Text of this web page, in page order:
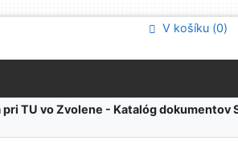
V košíku (0)
TU vo Zvolene - Katalóg dokumentov